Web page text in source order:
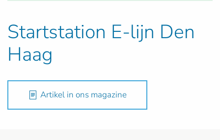
Startstation E-lijn Den
Haag
Artikel in ons magazine